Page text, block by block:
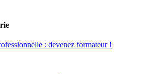
: devenez formateur !